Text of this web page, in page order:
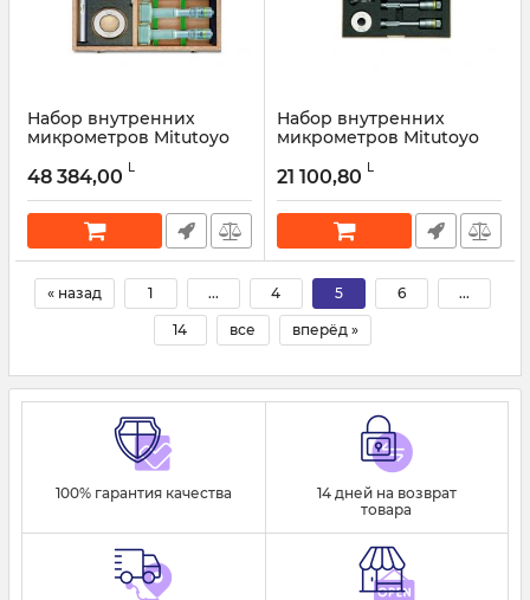
Набор внутренних
микрометров Mitutoyo
Артикул: 368-913
48 384,00 L
Набор внутренних
микрометров Mitutoyo
Артикул: 368-912
21 100,80 L
« назад 1 ... 4 5 6 ...
14 все вперёд »
100% гарантия качества
14 дней на возврат
товара